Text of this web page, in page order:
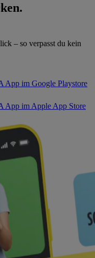
– so verpasst du kein
App im Google Playstore
App im Apple App Store